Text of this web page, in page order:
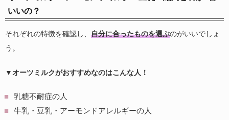
いいの？
それぞれの特徴を確認し、 自分に合ったものを選ぶのがいいでしょ
う。
▼オーツミルクがおすすめなのはこんな人！
乳糖不耐症の人
牛乳・豆乳・アーモンドアレルギーの人